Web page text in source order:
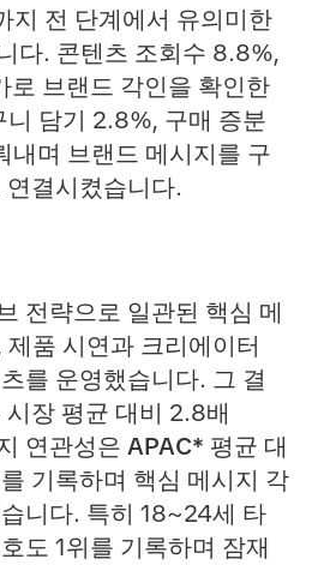
지 전 단계에서 유의미한
다. 콘텐츠 조회수 8.8%,
로 브랜드 각인을 확인한
니 담기 2.8%, 구매 증분
내며 브랜드 메시지를 구
결시켰습니다.
전략으로 일관된 핵심 메
품 시연과 크리에이터
를 운영했습니다. 그 결
장 평균 대비 2.8배
연관성은 APAC* 평균 대
기록하며 핵심 메시지 각
니다. 특히 18~24세 타
도 1위를 기록하며 잠재